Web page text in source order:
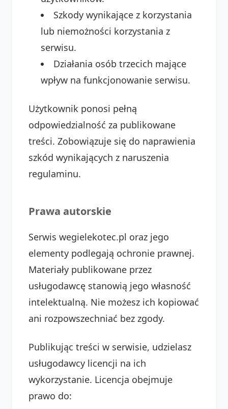
Szkody wynikające z korzystania
lub niemożności korzystania z
serwisu.
Działania osób trzecich mające
wpływ na funkcjonowanie serwisu.
Użytkownik ponosi pełną
odpowiedzialność za publikowane
treści. Zobowiązuje się do naprawienia
szkód wynikających z naruszenia
regulaminu.
Prawa autorskie
Serwis wegielekotec.pl oraz jego
elementy podlegają ochronie prawnej.
Materiały publikowane przez
usługodawcę stanowią jego własność
intelektualną. Nie możesz ich kopiować
ani rozpowszechniać bez zgody.
Publikując treści w serwisie, udzielasz
usługodawcy licencji na ich
wykorzystanie. Licencja obejmuje
prawo do: